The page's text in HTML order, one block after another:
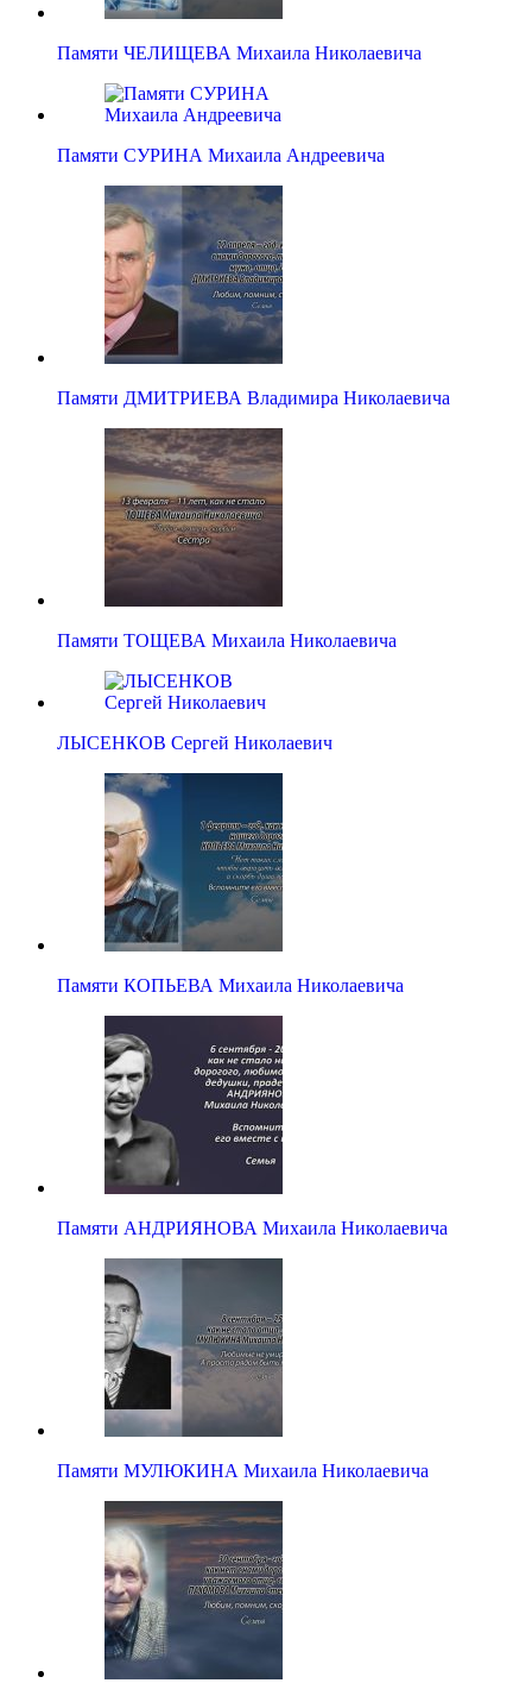
Памяти ЧЕЛИЩЕВА Михаила Николаевича
Памяти СУРИНА Михаила Андреевича
Памяти ДМИТРИЕВА Владимира Николаевича
Памяти ТОЩЕВА Михаила Николаевича
ЛЫСЕНКОВ Сергей Николаевич
Памяти КОПЬЕВА Михаила Николаевича
Памяти АНДРИЯНОВА Михаила Николаевича
Памяти МУЛЮКИНА Михаила Николаевича